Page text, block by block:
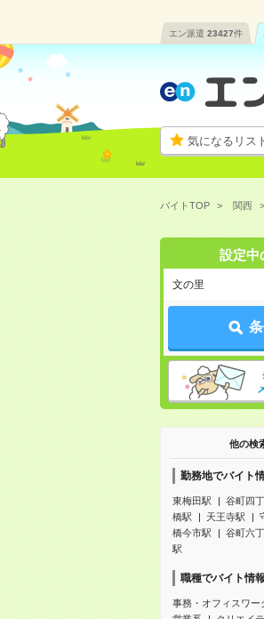
エン派遣 23427件
気になるリス
バイトTOP 関西
設定中
文の里
他の検
勤務地でバイト
東梅田駅 谷町四
橋駅
天王寺駅
橋今市駅
谷町六
駅
職種でバイト情
事務・オフィスワー